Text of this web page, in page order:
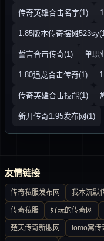
传奇英雄合击名字(1)
1.85版本传奇摆摊
誓言合击传奇(1) 单职
1.80追龙合击传奇(1)
传奇英雄合击技能(1)
新开传奇1.95发布网(1)
友情链接
传奇私服发布网 我本沉默
传奇私服 好玩的传奇网
楚天传奇新服网 lomo窝传